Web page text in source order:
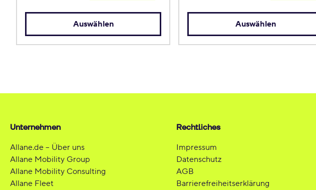
Auswählen Auswählen
Unternehmen
Allane.de – Über uns
Allane Mobility Group
Allane Mobility Consulting
Allane Fleet
Rechtliches
Impressum
Datenschutz
AGB
Barrierefreiheitserklärung